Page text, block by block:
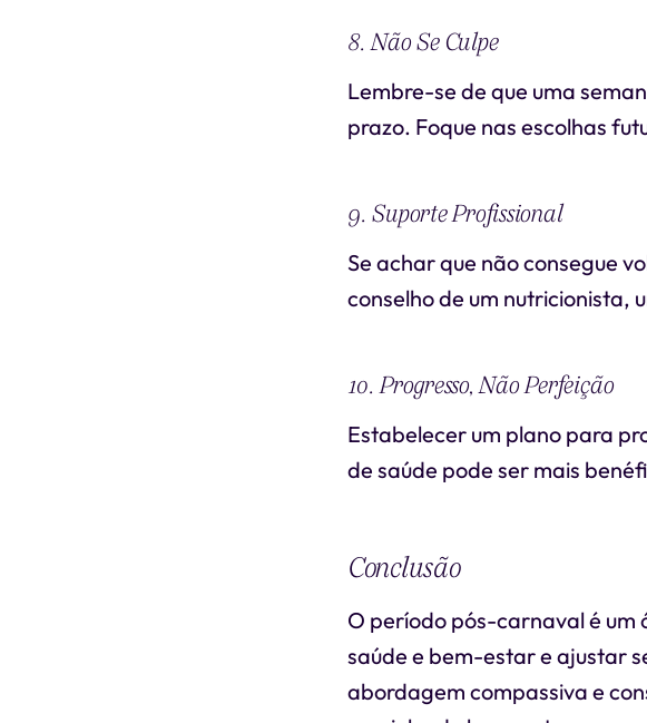
8. Não Se Culpe
Lembre-se de que uma
prazo. Foque nas escolhas
9. Suporte Profissional
Se achar que não consegue
conselho de um nutricionista,
10. Progresso, Não Perfeição
Estabelecer um plano para
de saúde pode ser mais
Conclusão
O período pós-carnaval é um
saúde e bem-estar e ajustar
abordagem compassiva e